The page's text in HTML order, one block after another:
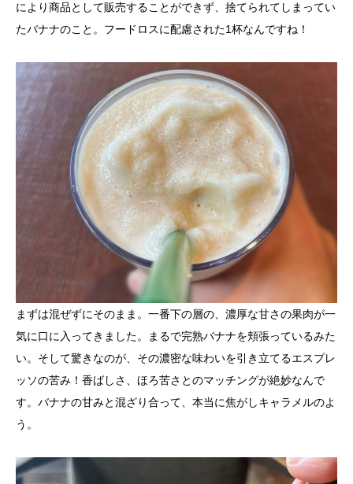
により商品として販売することができず、捨てられてしまってい
たバナナのこと。フードロスに配慮された1杯なんですね！
まずは混ぜずにそのまま。一番下の層の、濃厚な甘さの果肉が一
気に口に入ってきました。まるで完熟バナナを頬張っているみた
い。そして驚きなのが、その濃密な味わいを引き立てるエスプレ
ッソの苦み！香ばしさ、ほろ苦さとのマッチングが絶妙なんで
す。バナナの甘みと混ざり合って、本当に焦がしキャラメルのよ
う。